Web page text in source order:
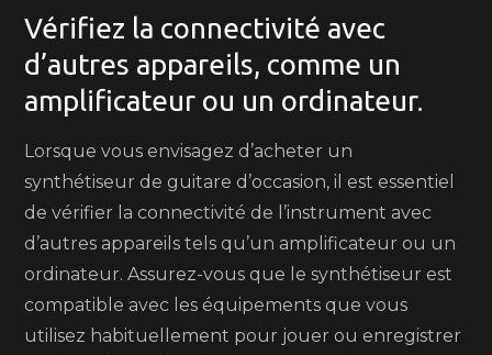
Vérifiez la connectivité avec
d’autres appareils, comme un
amplificateur ou un ordinateur.
Lorsque vous envisagez d’acheter un
synthétiseur de guitare d’occasion, il est essentiel
de vérifier la connectivité de l’instrument avec
d’autres appareils tels qu’un amplificateur ou un
ordinateur. Assurez-vous que le synthétiseur est
compatible avec les équipements que vous
utilisez habituellement pour jouer ou enregistrer